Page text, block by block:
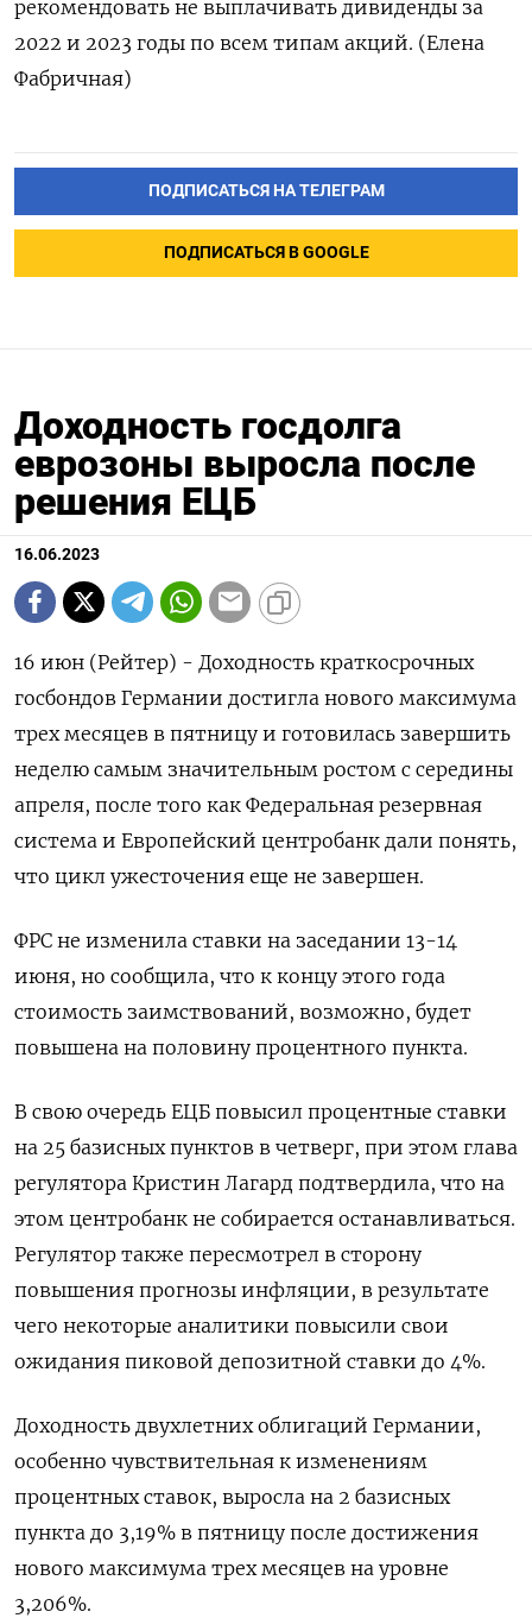
рекомендовать не выплачивать дивиденды за
2022 и 2023 годы по всем типам акций. (Елена
Фабричная)
ПОДПИСАТЬСЯ НА ТЕЛЕГРАМ
ПОДПИСАТЬСЯ В GOOGLE
Доходность госдолга
еврозоны выросла после
решения ЕЦБ
16.06.2023
16 июн (Рейтер) - Доходность краткосрочных
госбондов Германии достигла нового максимума
трех месяцев в пятницу и готовилась завершить
неделю самым значительным ростом с середины
апреля, после того как Федеральная резервная
система и Европейский центробанк дали понять,
что цикл ужесточения еще не завершен.
ФРС не изменила ставки на заседании 13-14
июня, но сообщила, что к концу этого года
стоимость заимствований, возможно, будет
повышена на половину процентного пункта.
В свою очередь ЕЦБ повысил процентные ставки
на 25 базисных пунктов в четверг, при этом глава
регулятора Кристин Лагард подтвердила, что на
этом центробанк не собирается останавливаться.
Регулятор также пересмотрел в сторону
повышения прогнозы инфляции, в результате
чего некоторые аналитики повысили свои
ожидания пиковой депозитной ставки до 4%.
Доходность двухлетних облигаций Германии,
особенно чувствительная к изменениям
процентных ставок, выросла на 2 базисных
пункта до 3,19% в пятницу после достижения
нового максимума трех месяцев на уровне
3,206%.